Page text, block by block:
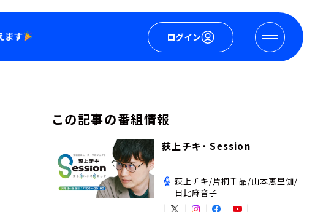
ログイン
この記事の番組情報
荻上チキ・ Session
荻上チキ/片桐千晶/山本恵里伽/
日比麻音子